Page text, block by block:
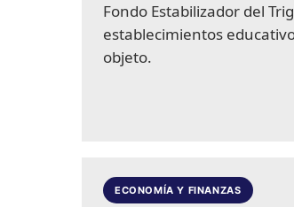
Fondo Estabilizador del
establecimientos
objeto.
ECONOMÍA Y FINANZAS